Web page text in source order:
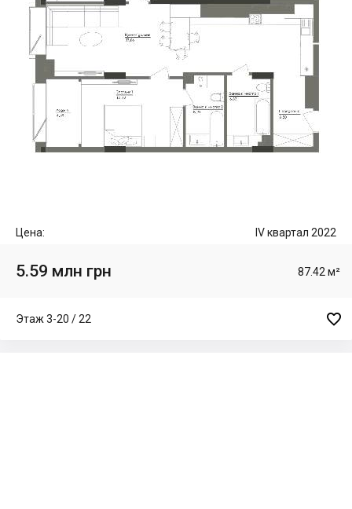
Цена: IV квартал 2022
5.59 млн грн 87.42 м²
Этаж 3-20 / 22 